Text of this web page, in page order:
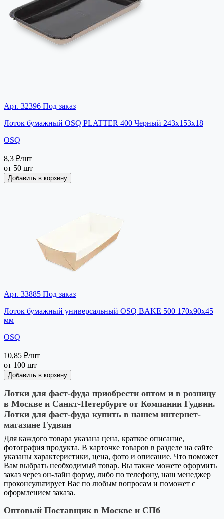
Арт. 32396 Под заказ
Лоток бумажный OSQ PLATTER 400 Черный 243х153х18
OSQ
8,3 ₽/шт
от 50 шт
Добавить в корзину
Арт. 33885 Под заказ
Лоток бумажный универсальный OSQ BAKE 500 170х90х45
мм
OSQ
10,85 ₽/шт
от 100 шт
Добавить в корзину
Лотки для фаст-фуда приобрести оптом и в розницу
в Москве и Санкт-Петербурге от Компании Гудвин.
Лотки для фаст-фуда купить в нашем интернет-
магазине Гудвин
Для каждого товара указана цена, краткое описание,
фотография продукта. В карточке товаров в разделе на сайте
указаны характеристики, цена, фото и описание. Что поможет
Вам выбрать необходимый товар. Вы также можете оформить
заказ через он-лайн форму, либо по телефону, наш менеджер
проконсультирует Вас по любым вопросам и поможет с
оформлением заказа.
Оптовый Поставщик в Москве и СПб